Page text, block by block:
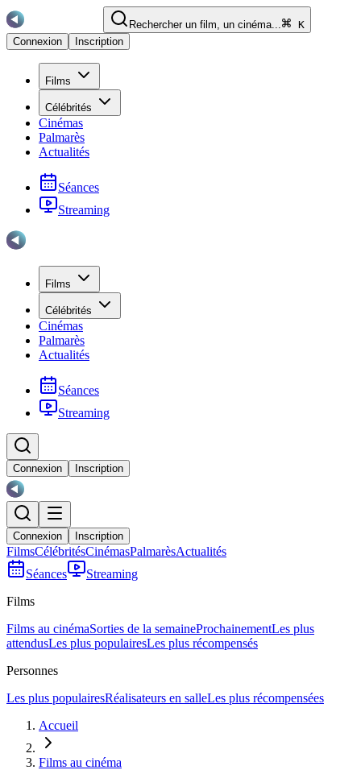
Rechercher un film, un cinéma...
K
Connexion
Inscription
Films
Célébrités
Cinémas
Palmarès
Actualités
Séances
Streaming
Films
Célébrités
Cinémas
Palmarès
Actualités
Séances
Streaming
Connexion Inscription
Connexion Inscription
FilmsCélébritésCinémasPalmarèsActualités
Séances
Streaming
Films
Films au cinémaSorties de la semaineProchainementLes plus
attendusLes plus populairesLes plus récompensés
Personnes
Les plus populairesRéalisateurs en salleLes plus récompensées
Accueil
Films au cinéma